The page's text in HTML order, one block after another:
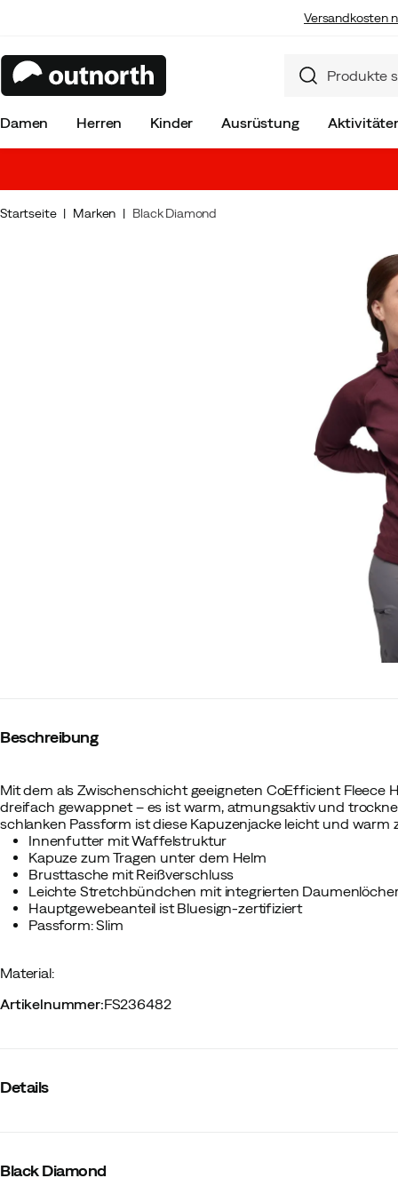
Versandkosten
Damen Herren Kinder Ausrüstung
Startseite Marken Black Diamond
Beschreibung
Mit dem als Zwischenschicht geeigneten CoEfficient Fleece
dreifach gewappnet – es ist warm, atmungsaktiv und
schlanken Passform ist diese Kapuzenjacke leicht und warm
Innenfutter mit Waffelstruktur
Kapuze zum Tragen unter dem Helm
Brusttasche mit Reißverschluss
Leichte Stretchbündchen mit integrierten
Hauptgewebeanteil ist Bluesign-zertifiziert
Passform: Slim
Material:
Artikelnummer:FS236482
Details
Hersteller-Farbbezeichnung
Black Diamond